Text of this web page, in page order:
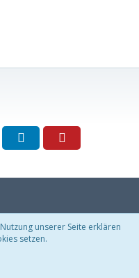
vonKittMedia
unserer Seite erklären
setzen.